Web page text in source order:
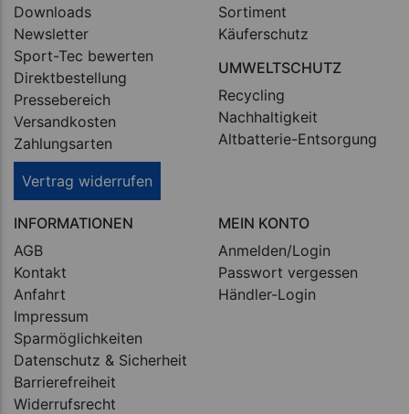
Downloads
Newsletter
Sport-Tec bewerten
Direktbestellung
Pressebereich
Versandkosten
Zahlungsarten
Vertrag widerrufen
Sortiment
Käuferschutz
UMWELTSCHUTZ
Recycling
Nachhaltigkeit
Altbatterie-Entsorgung
INFORMATIONEN
AGB
Kontakt
Anfahrt
Impressum
Sparmöglichkeiten
Datenschutz & Sicherheit
Barrierefreiheit
Widerrufsrecht
MEIN KONTO
Anmelden/Login
Passwort vergessen
Händler-Login